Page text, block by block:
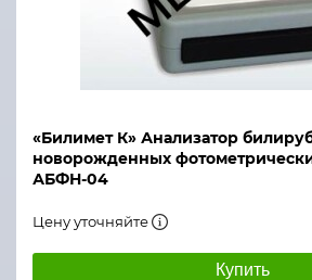
«Билимет К» Анализатор
новорожденных
АБФН-04
Цену уточняйте
Купить